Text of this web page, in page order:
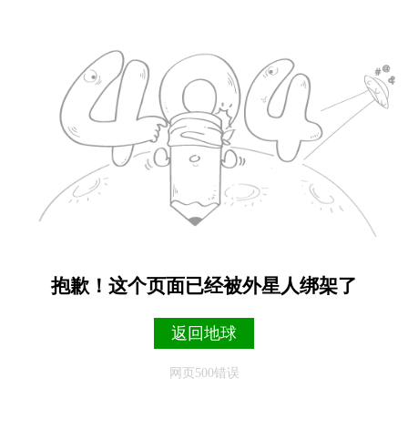
抱歉！这个页面已经被外星人绑架了
返回地球
网页500错误